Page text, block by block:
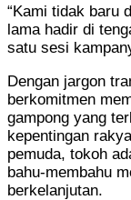
“Kami tidak baru
lama hadir di
satu sesi
Dengan jargon
berkomitmen
gampong yang
kepentingan
pemuda, tokoh
bahu-membahu
berkelanjutan.